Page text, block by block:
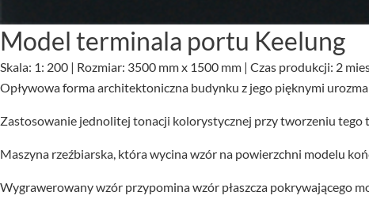
Model terminala portu Keelung
Skala: 1: 200 | Rozmiar: 3500 mm x 1500 mm | Czas produkcji: 2
Opływowa forma architektoniczna budynku z jego pięknymi
Zastosowanie jednolitej tonacji kolorystycznej przy tworzeniu tego
Maszyna rzeźbiarska, która wycina wzór na powierzchni modelu
Wygrawerowany wzór przypomina wzór płaszcza pokrywającego